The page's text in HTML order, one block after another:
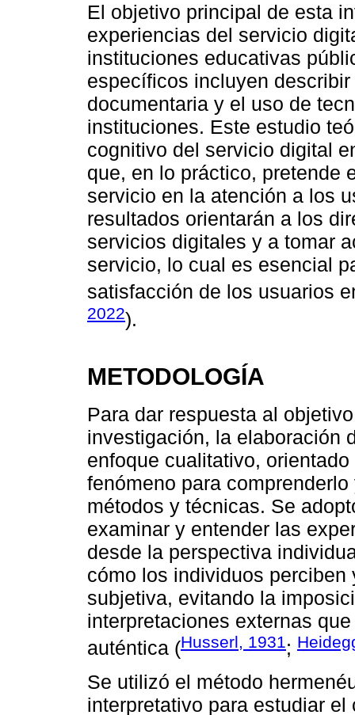
El objetivo principal de esta
experiencias del servicio
instituciones educativas
específicos incluyen
documentaria y el uso de
instituciones. Este estudio
cognitivo del servicio digital
que, en lo práctico, pretende
servicio en la atención a los
resultados orientarán a los
servicios digitales y a tomar
servicio, lo cual es esencial
satisfacción de los usuarios
2022).
METODOLOGÍA
Para dar respuesta al
investigación, la elaboración
enfoque cualitativo,
fenómeno para
métodos y técnicas. Se
examinar y entender las
desde la perspectiva
cómo los individuos
subjetiva, evitando la
interpretaciones externas
auténtica (Husserl, 1931;
Se utilizó el método
interpretativo para estudiar